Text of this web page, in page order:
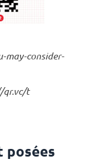
may-consider-
qr.vc/t
posées